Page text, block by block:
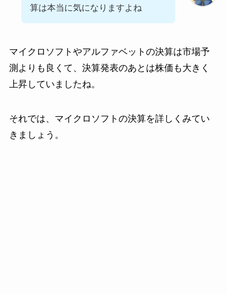
算は本当に気になりますよね
マイクロソフトやアルファベットの決算は市場予
測よりも良くて、決算発表のあとは株価も大きく
上昇していましたね。
それでは、マイクロソフトの決算を詳しくみてい
きましょう。